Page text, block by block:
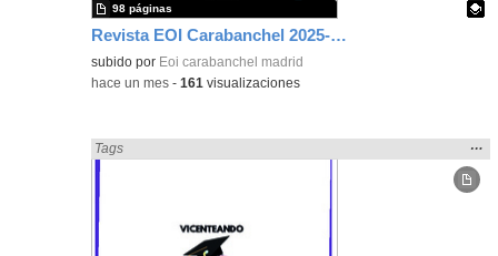
Revista EOI Carabanchel 2025-2026
Contenido educativo.
subido por Eoi carabanchel madrid
98 páginas
-hace un mes -161 visualizaciones
Encontrado «Periódicos y revistas» en:
Tags
la
…